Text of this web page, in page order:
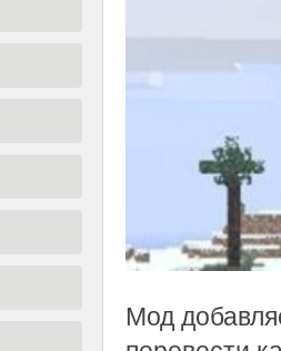
Мод